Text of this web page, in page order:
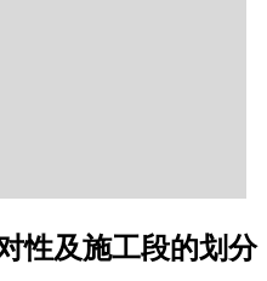
性及施工段的划分